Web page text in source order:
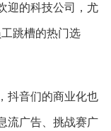
迎的科技公司，尤
跳槽的热门选
抖音们的商业化也
流广告、挑战赛广